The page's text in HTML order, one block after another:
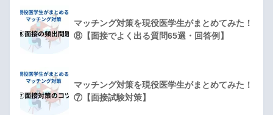
マッチング対策を現役医学生がまとめてみた！
⑧【面接でよく出る質問65選・回答例】
マッチング対策を現役医学生がまとめてみた！
⑦【面接試験対策】